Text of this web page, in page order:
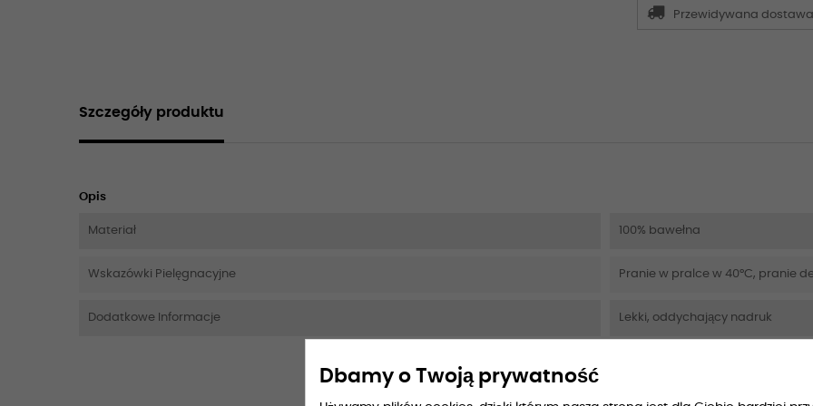
Przewidywana dostawa
Szczegóły produktu
Opis
Materiał 100% bawełna
Wskazówki Pielęgnacyjne Pranie w pralce w 40°C, pranie
Dodatkowe Informacje Lekki, oddychający nadruk
Dbamy o Twoją prywatność